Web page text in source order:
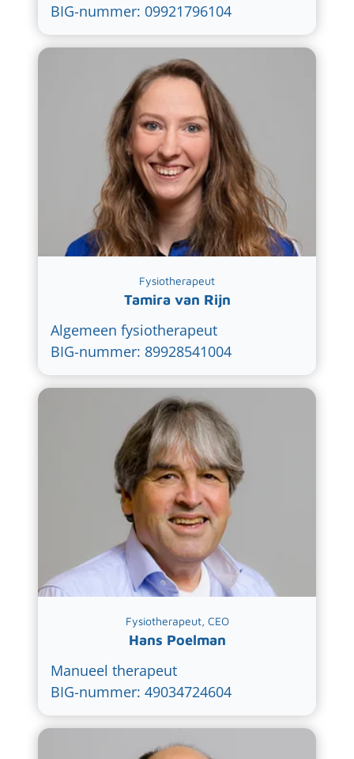
BIG-nummer: 09921796104
Fysiotherapeut
Tamira van Rijn
Algemeen fysiotherapeut
BIG-nummer: 89928541004
Fysiotherapeut, CEO
Hans Poelman
Manueel therapeut
BIG-nummer: 49034724604